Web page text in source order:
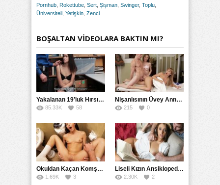
Pornhub Rokettube Sert Şişman Swinger, Toplu
Üniversiteli Yetişkin Zenci
BOŞALTAN VİDEOLARA BAKTIN MI?
Yakalanan 19’luk Hırsız Bedelini Amıyla Ödedi
85.33K 58
Nişanlısının Üvey Annesine Masaj Yaparken Yarağı Kaydı
215 0
Okuldan Kaçan Komşu Kızını Bakire Sanıp Götten Sikti
1.69K 3
Liseli Kızın Ansiklopedisini Kitap Gibi Tane Tane Okudu
2.30K 2